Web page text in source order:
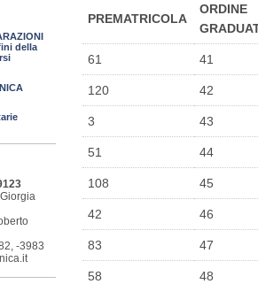
PREMATRICOLA
ORDINE
61 41
120 42
3 43
51 44
108 45
42 46
83 47
58 48
della
-3983